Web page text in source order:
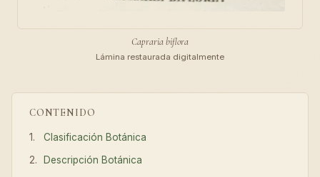
CONTENIDO
Clasificación Botánica
Descripción Botánica
Capraria biflora
Lámina restaurada digitalmente